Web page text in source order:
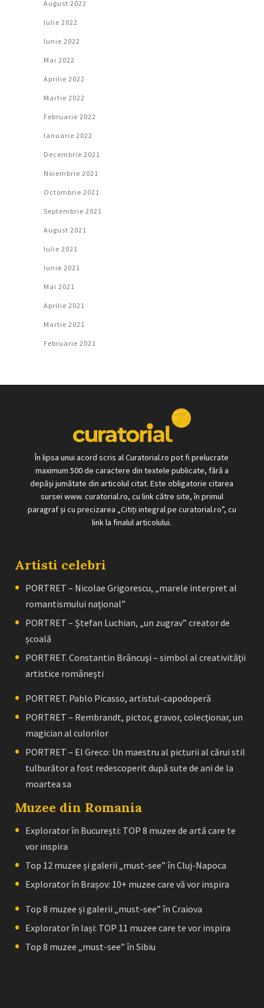
August 2022
Iulie 2022
Iunie 2022
Mai 2022
Aprilie 2022
Martie 2022
Februarie 2022
Ianuarie 2022
Decembrie 2021
Noiembrie 2021
Octombrie 2021
Septembrie 2021
August 2021
Iulie 2021
Iunie 2021
Mai 2021
Aprilie 2021
Martie 2021
Februarie 2021
În lipsa unui acord scris al Curatorial.ro pot fi prelucrate
maximum 500 de caractere din textele publicate, fără a
depăși jumătate din articolul citat. Este obligatorie citarea
sursei www. curatorial.ro, cu link către site, în primul
paragraf și cu precizarea „Citiți integral pe curatorial.ro”, cu
link la finalul articolului.
Artisti celebri
PORTRET – Nicolae Grigorescu, „marele interpret al
romantismului naţional”
PORTRET – Ştefan Luchian, „un zugrav” creator de
școală
PORTRET. Constantin Brâncuşi – simbol al creativităţii
artistice româneşti
PORTRET. Pablo Picasso, artistul-capodoperă
PORTRET – Rembrandt, pictor, gravor, colecţionar, un
magician al culorilor
PORTRET – El Greco: Un maestru al picturii al cărui stil
tulburător a fost redescoperit după sute de ani de la
moartea sa
Muzee din Romania
Explorator în București: TOP 8 muzee de artă care te
vor inspira
Top 12 muzee și galerii „must-see” în Cluj-Napoca
Explorator în Brașov: 10+ muzee care vă vor inspira
Top 8 muzee și galerii „must-see” în Craiova
Explorator în Iași: TOP 11 muzee care te vor inspira
Top 8 muzee „must-see” în Sibiu